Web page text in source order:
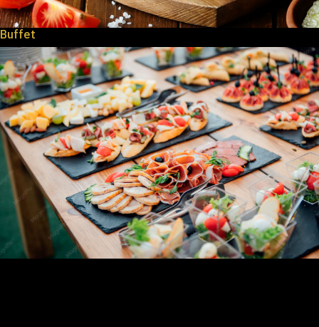
Buffet